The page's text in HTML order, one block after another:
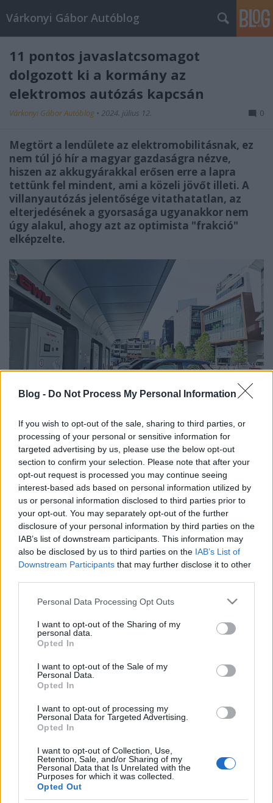
Blog - Do Not Process My Personal Information
If you wish to opt-out of the sale, sharing to third parties, or
processing of your personal or sensitive information for
targeted advertising by us, please use the below opt-out
section to confirm your selection. Please note that after your
opt-out request is processed you may continue seeing
interest-based ads based on personal information utilized by
us or personal information disclosed to third parties prior to
your opt-out. You may separately opt-out of the further
disclosure of your personal information by third parties on the
IAB’s list of downstream participants. This information may
also be disclosed by us to third parties on the IAB’s List of
Downstream Participants that may further disclose it to other
Please note that this website/app uses one or more Google
not limited to your visit or usage behaviour. You may click to
grant or deny consent to Google and its third-party tags to
use your data for below specified purposes in below Google
consent section.
Personal Data Processing Opt Outs
I want to opt-out of the Sharing of my
personal data.
Opted In
I want to opt-out of the Sale of my
Personal Data.
Opted In
I want to opt-out of processing my
Personal Data for Targeted Advertising.
Opted In
I want to opt-out of Collection, Use,
Retention, Sale, and/or Sharing of my
Personal Data that Is Unrelated with the
Purposes for which it was collected.
Opted Out
Várkonyi Gábor Autóblog
11 pontos javaslatcsomagot
dolgozott ki a kormány az
elektromos autózás kapcsán
Várkonyi Gábor Autóblog • 2024. július 12. 0
Megtört a lendülete az elektromobilitásnak, ez
nem túl jó hír a magyar gazdaságra nézve,
hiszen az akkugyárakkal erősen erre a lapra
tettünk fel mindent, ami a közeli jövőt illeti. A
villanyautózás jelentősége vitathatatlan, az
elterjedésének a gyorsasága ugyanakkor nem
úgy alakul, ahogy azt az optimista "frakció"
elképzelte.
A 11 pont alapvetően jól átgondolt, és átfogóan
vizsgálja a felmerülő kérdéseket. Egy dologra nem
tér ki:ki és miből fogja finanszírozni az
infrastruktúra fejlesztését, valamint a további
állami hozzájárulásokat az elektromos autó
vásárláshoz.
Tegnap reggel aMillásreggeli-ben dupla
hosszúságú Futómű rovatot tartottunk, ahol
pontonként vettük át a javaslatokat.
Hallgassátok vissza ateljes beszélgetést
Címkék:elektromos autó elektromos autózás
elektromobilitás
Ajánlott bejegyzések:
Mit mond az AI a villanyautózásról?